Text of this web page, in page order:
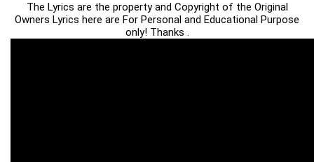
The Lyrics are the property and Copyright of the Original
Owners Lyrics here are For Personal and Educational Purpose
only! Thanks .